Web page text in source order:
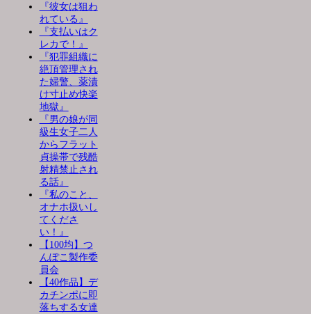
『彼女は狙わ
れている』
『支払いはク
レカで！』
『犯罪組織に
絶頂管理され
た婦警、薬漬
け寸止め快楽
地獄』
『男の娘が同
級生女子二人
からフラット
貞操帯で残酷
射精禁止され
る話』
『私のこと、
オナホ扱いし
てくださ
い！』
【100均】つ
んぽこ製作委
員会
【40作品】デ
カチンポに即
落ちする女達